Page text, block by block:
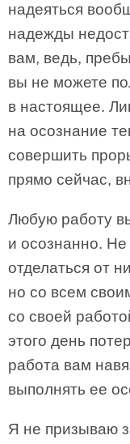
надеяться
надежды
вам, ведь,
вы не можете
в настоящее.
на осознание
совершить
прямо сейчас,
Любую работу
и осознанно.
отделаться от
но со всем
со своей
этого день
работа вам
выполнять ее
Я не призываю